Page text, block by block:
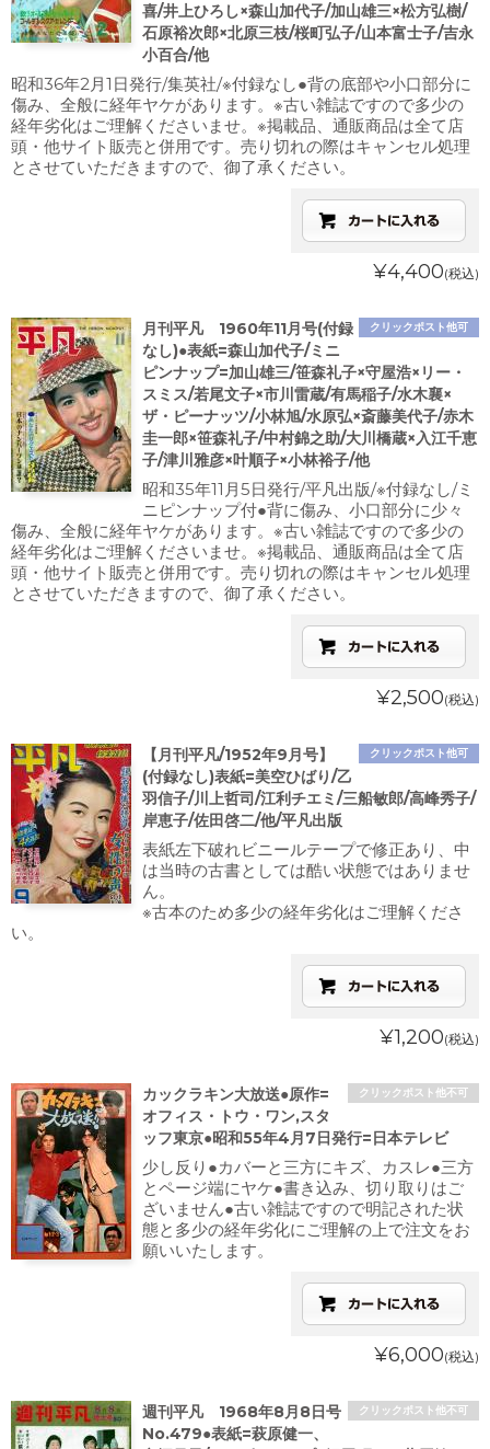
喜/井上ひろし×森山加代子/加山雄三×松方弘樹/
石原裕次郎×北原三枝/桜町弘子/山本富士子/吉永
小百合/他
昭和36年2月1日発行/集英社/※付録なし●背の底部や小口部分に
傷み、全般に経年ヤケがあります。※古い雑誌ですので多少の
経年劣化はご理解くださいませ。※掲載品、通販商品は全て店
頭・他サイト販売と併用です。売り切れの際はキャンセル処理
とさせていただきますので、御了承ください。
¥4,400(税込)
クリックポスト他可
月刊平凡 1960年11月号(付録
なし)●表紙=森山加代子/ミニ
ピンナップ=加山雄三/笹森礼子×守屋浩×リー・
スミス/若尾文子×市川雷蔵/有馬稲子/水木襄×
ザ・ピーナッツ/小林旭/水原弘×斎藤美代子/赤木
圭一郎×笹森礼子/中村錦之助/大川橋蔵×入江千恵
子/津川雅彦×叶順子×小林裕子/他
昭和35年11月5日発行/平凡出版/※付録なし/ミ
ニピンナップ付●背に傷み、小口部分に少々
傷み、全般に経年ヤケがあります。※古い雑誌ですので多少の
経年劣化はご理解くださいませ。※掲載品、通販商品は全て店
頭・他サイト販売と併用です。売り切れの際はキャンセル処理
とさせていただきますので、御了承ください。
¥2,500(税込)
クリックポスト他可
【月刊平凡/1952年9月号】
(付録なし)表紙=美空ひばり/乙
羽信子/川上哲司/江利チエミ/三船敏郎/高峰秀子/
岸恵子/佐田啓二/他/平凡出版
表紙左下破れビニールテープで修正あり、中
は当時の古書としては酷い状態ではありませ
ん。
※古本のため多少の経年劣化はご理解くださ
い。
¥1,200(税込)
クリックポスト他不可
カックラキン大放送●原作=
オフィス・トウ・ワン,スタ
ッフ東京●昭和55年4月7日発行=日本テレビ
少し反り●カバーと三方にキズ、カスレ●三方
とページ端にヤケ●書き込み、切り取りはご
ざいません●古い雑誌ですので明記された状
態と多少の経年劣化にご理解の上で注文をお
願いいたします。
¥6,000(税込)
クリックポスト他不可
週刊平凡 1968年8月8日号
No.479●表紙=萩原健一、